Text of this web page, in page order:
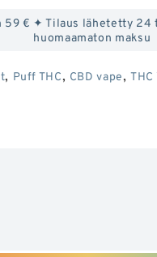
määrää
59 € ✦ Tilaus lähetetty
huomaamaton maksu
, Puff THC, CBD vape,THC